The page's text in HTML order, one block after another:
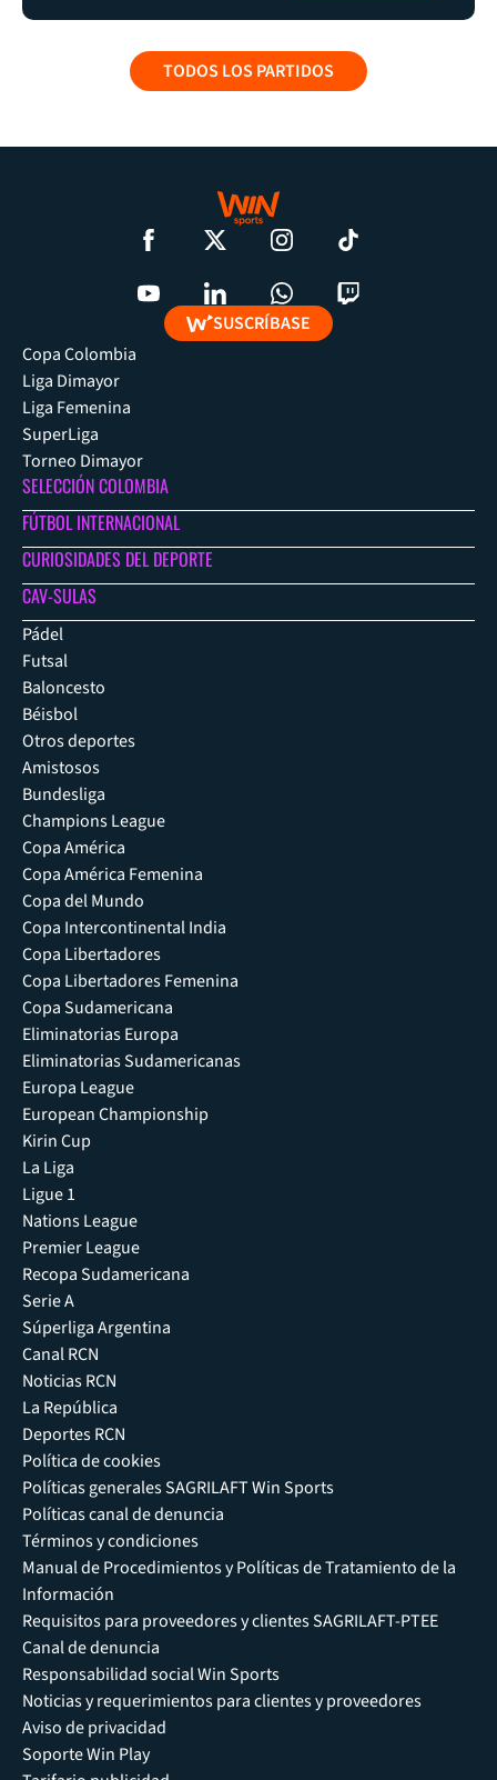
TODOS LOS PARTIDOS
SUSCRÍBASE
Copa Colombia
Liga Dimayor
Liga Femenina
SuperLiga
Torneo Dimayor
SELECCIÓN COLOMBIA
FÚTBOL INTERNACIONAL
CURIOSIDADES DEL DEPORTE
CAV-SULAS
Pádel
Futsal
Baloncesto
Béisbol
Otros deportes
Amistosos
Bundesliga
Champions League
Copa América
Copa América Femenina
Copa del Mundo
Copa Intercontinental India
Copa Libertadores
Copa Libertadores Femenina
Copa Sudamericana
Eliminatorias Europa
Eliminatorias Sudamericanas
Europa League
European Championship
Kirin Cup
La Liga
Ligue 1
Nations League
Premier League
Recopa Sudamericana
Serie A
Súperliga Argentina
Canal RCN
Noticias RCN
La República
Deportes RCN
Política de cookies
Políticas generales SAGRILAFT Win Sports
Políticas canal de denuncia
Términos y condiciones
Manual de Procedimientos y Políticas de Tratamiento de la
Información
Requisitos para proveedores y clientes SAGRILAFT-PTEE
Canal de denuncia
Responsabilidad social Win Sports
Noticias y requerimientos para clientes y proveedores
Aviso de privacidad
Soporte Win Play